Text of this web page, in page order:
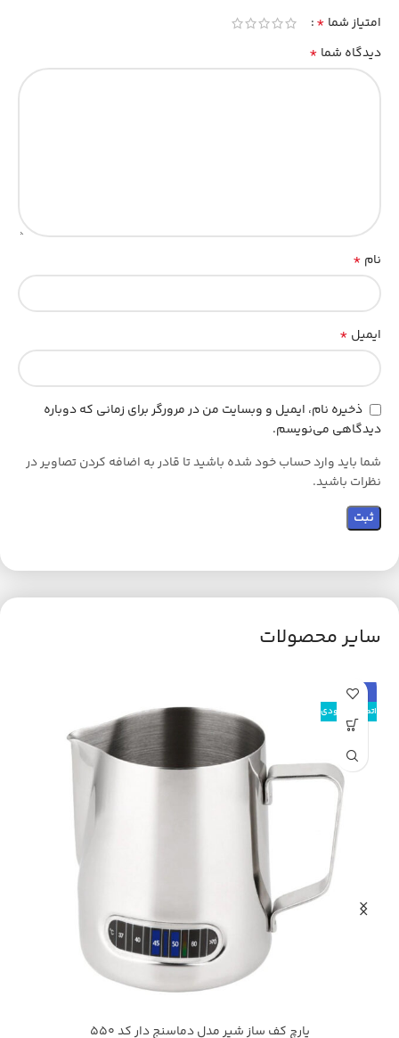
امتیاز شما *
دیدگاه شما *
نام *
ایمیل *
ذخیره نام، ایمیل و وبسایت من در مرورگر برای زمانی که دوباره
دیدگاهی می‌نویسم.
شما باید وارد حساب خود شده باشید تا قادر به اضافه کردن تصاویر در
نظرات باشید.
سایر محصولات
حراج
اتمام موجودی
پارچ کف ساز شیر مدل دماسنج دار کد 550